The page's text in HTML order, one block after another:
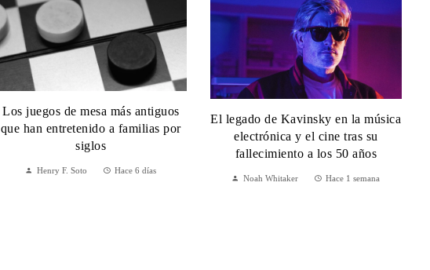
Los juegos de mesa más antiguos
que han entretenido a familias por
siglos
Henry F. Soto Hace 6 días
El legado de Kavinsky en la música
electrónica y el cine tras su
fallecimiento a los 50 años
Noah Whitaker Hace 1 semana